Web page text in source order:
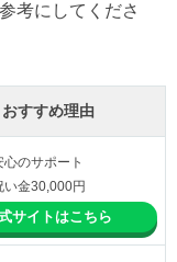
考にしてくださ
おすすめ理由
のサポート
い金30,000円
サイトはこちら